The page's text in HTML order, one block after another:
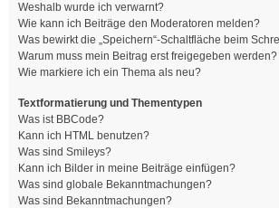
Weshalb wurde ich verwarnt?
Wie kann ich Beiträge den Moderatoren melden?
Was bewirkt die „Speichern“-Schaltfläche beim
Warum muss mein Beitrag erst freigegeben werden?
Wie markiere ich ein Thema als neu?
Textformatierung und Thementypen
Was ist BBCode?
Kann ich HTML benutzen?
Was sind Smileys?
Kann ich Bilder in meine Beiträge einfügen?
Was sind globale Bekanntmachungen?
Was sind Bekanntmachungen?